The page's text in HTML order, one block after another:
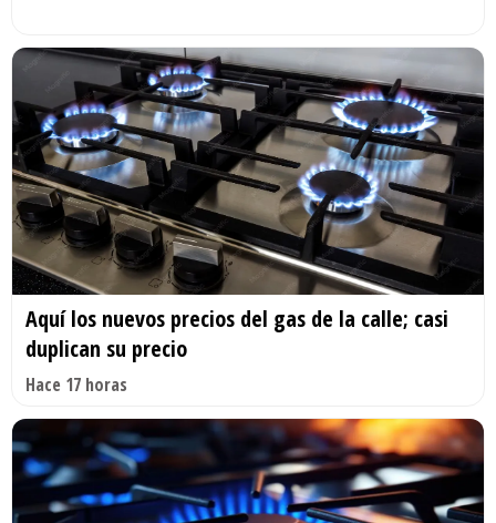
Aquí los nuevos precios del gas de la calle; casi
duplican su precio
Hace 17 horas